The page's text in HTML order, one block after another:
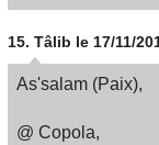
15. Tâlib le 17/11/
As'salam (Paix),
@ Copola,